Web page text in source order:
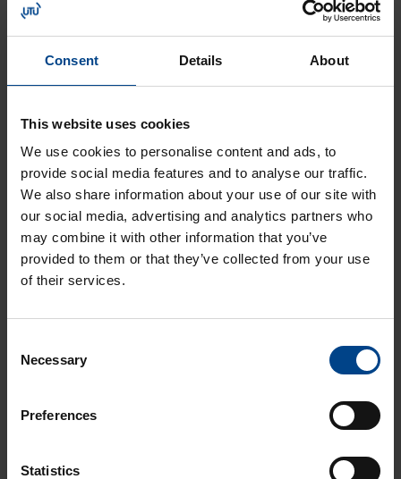
Consent Details About
This website uses cookies
We use cookies to personalise content and ads, to
provide social media features and to analyse our traffic.
We also share information about your use of our site with
our social media, advertising and analytics partners who
may combine it with other information that you’ve
provided to them or that they’ve collected from your use
of their services.
Selection
Necessary
Preferences
Statistics
Lukuaika: 5 min
palosuojausta
valokaarivikasuojalla
DATAKESKUSRATKAISUT
KOTELOT JA
KOMPONENTIT
10.4.2026
Lukuaika: 3 min
UUTUUS:
Joustavampaa
quadro evolla
KOTELOT JA
Lukuaika: 3 min
Ilmakatkaisijasarja